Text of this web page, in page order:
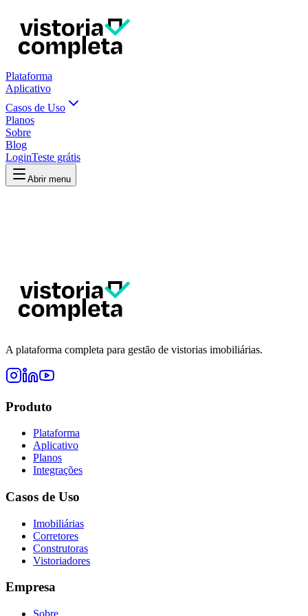
Plataforma
Aplicativo
Casos de Uso
Planos
Sobre
Blog
LoginTeste grátis
Abrir menu
A plataforma completa para gestão de vistorias imobiliárias.
Produto
Plataforma
Aplicativo
Planos
Integrações
Casos de Uso
Imobiliárias
Corretores
Construtoras
Vistoriadores
Empresa